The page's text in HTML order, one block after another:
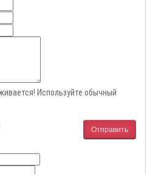
Используйте обычный
Отправить